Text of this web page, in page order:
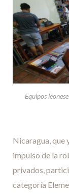
Equipos
Nicaragua, que
impulso de la
privados,
categoría